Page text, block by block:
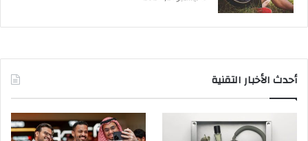
أحدث الأخبار التقنية